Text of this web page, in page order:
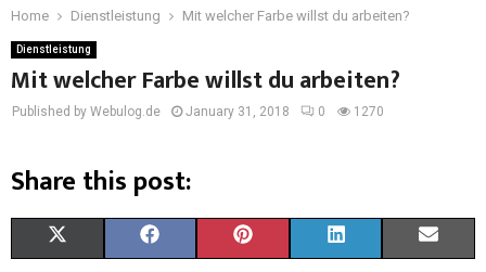
Home Dienstleistung Mit welcher Farbe willst du arbeiten?
Dienstleistung
Mit welcher Farbe willst du arbeiten?
Published by Webulog.de January 31, 2018 0 1270
Share this post: